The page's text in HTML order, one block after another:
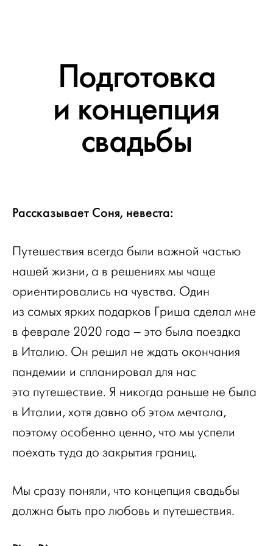
Подготовка
и концепция
свадьбы
Рассказывает Соня, невеста:
Путешествия всегда были важной частью
нашей жизни, а в решениях мы чаще
ориентировались на чувства. Один
из самых ярких подарков Гриша сделал мне
в феврале 2020 года – это была поездка
в Италию. Он решил не ждать окончания
пандемии и спланировал для нас
это путешествие. Я никогда раньше не была
в Италии, хотя давно об этом мечтала,
поэтому особенно ценно, что мы успели
поехать туда до закрытия границ.
Мы сразу поняли, что концепция свадьбы
должна быть про любовь и путешествия.